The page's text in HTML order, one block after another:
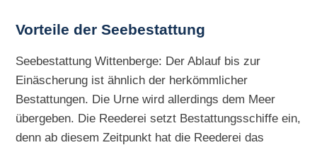
Vorteile der Seebestattung
Seebestattung Wittenberge: Der Ablauf bis zur
Einäscherung ist ähnlich der herkömmlicher
Bestattungen. Die Urne wird allerdings dem Meer
übergeben. Die Reederei setzt Bestattungsschiffe ein,
denn ab diesem Zeitpunkt hat die Reederei das